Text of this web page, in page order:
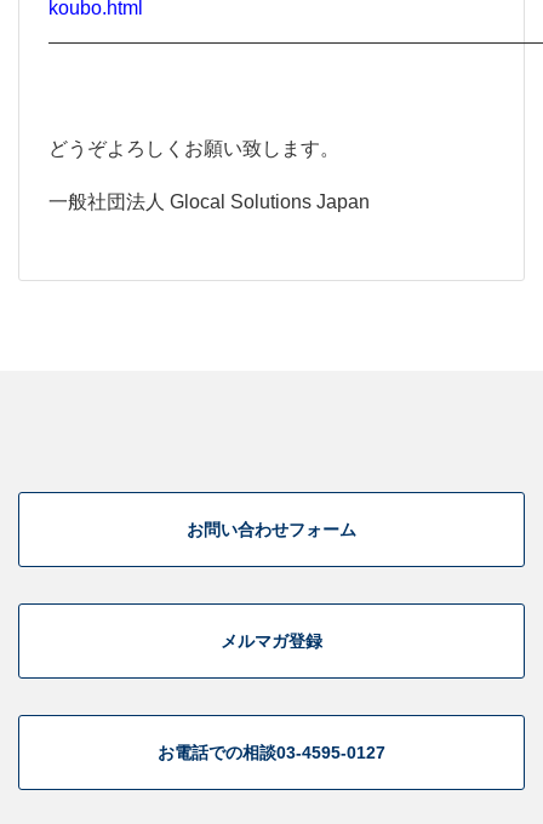
koubo.html
どうぞよろしくお願い致します。
一般社団法人 Glocal Solutions Japan
お問い合わせフォーム
メルマガ登録
お電話での相談03-4595-0127